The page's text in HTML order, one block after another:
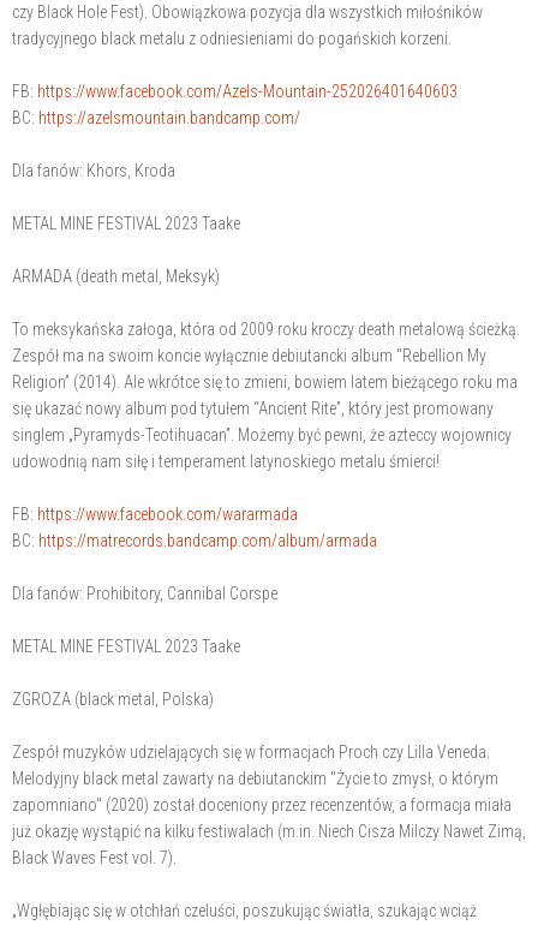
czy Black Hole Fest). Obowiązkowa pozycja dla wszystkich miłośników
tradycyjnego black metalu z odniesieniami do pogańskich korzeni.
FB: https://www.facebook.com/Azels-Mountain-252026401640603
BC: https://azelsmountain.bandcamp.com/
Dla fanów: Khors, Kroda
METAL MINE FESTIVAL 2023 Taake
ARMADA (death metal, Meksyk)
To meksykańska załoga, która od 2009 roku kroczy death metalową ścieżką.
Zespół ma na swoim koncie wyłącznie debiutancki album "Rebellion My
Religion” (2014). Ale wkrótce się to zmieni, bowiem latem bieżącego roku ma
się ukazać nowy album pod tytułem “Ancient Rite”, który jest promowany
singlem „Pyramyds-Teotihuacan”. Możemy być pewni, że azteccy wojownicy
udowodnią nam siłę i temperament latynoskiego metalu śmierci!
FB: https://www.facebook.com/wararmada
BC: https://matrecords.bandcamp.com/album/armada
Dla fanów: Prohibitory, Cannibal Corspe
METAL MINE FESTIVAL 2023 Taake
ZGROZA (black metal, Polska)
Zespół muzyków udzielających się w formacjach Proch czy Lilla Veneda.
Melodyjny black metal zawarty na debiutanckim "Życie to zmysł, o którym
zapomniano" (2020) został doceniony przez recenzentów, a formacja miała
już okazję wystąpić na kilku festiwalach (m.in. Niech Cisza Milczy Nawet Zimą,
Black Waves Fest vol. 7).
„Wgłębiając się w otchłań czeluści, poszukując światła, szukając wciąż